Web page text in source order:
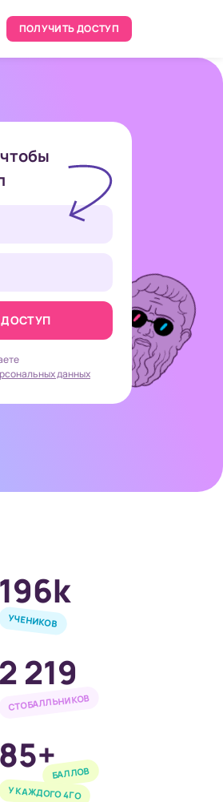
ПОЛУЧИТЬ ДОСТУП
данных
196k
УЧЕНИКОВ
2 219
СТОБАЛЛЬНИКОВ
85+БАЛЛОВ
У КАЖДОГО 4ГО